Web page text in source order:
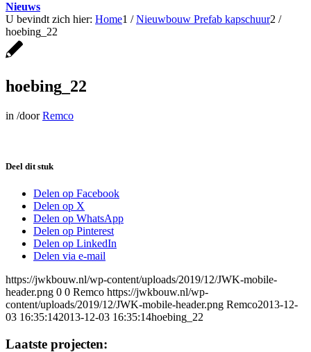
Nieuws
U bevindt zich hier: Home1 / Nieuwbouw Prefab kapschuur2 /
hoebing_22
hoebing_22
in /doorRemco
Deel dit stuk
Delen op Facebook
Delen op X
Delen op WhatsApp
Delen op Pinterest
Delen op LinkedIn
Delen via e-mail
https://jwkbouw.nl/wp-content/uploads/2019/12/JWK-mobile-
header.png 0 0 Remco https://jwkbouw.nl/wp-
content/uploads/2019/12/JWK-mobile-header.png Remco2013-12-
03 16:35:142013-12-03 16:35:14hoebing_22
Laatste projecten: